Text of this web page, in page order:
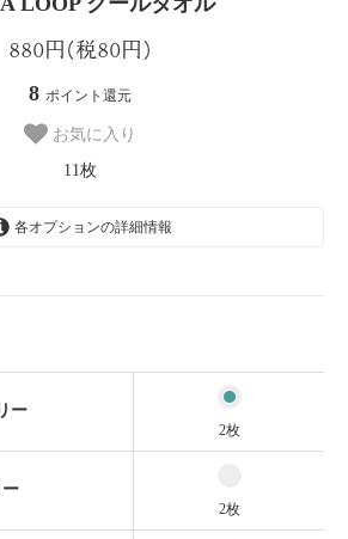
880円(税80円)
8 ポイント還元
お気に入り
11枚
各オプションの詳細情報
ー
2枚
2枚